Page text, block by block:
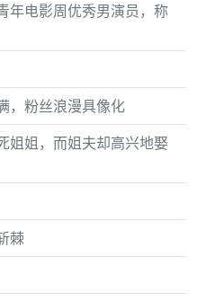
年电影周优秀男演员，称
，粉丝浪漫具像化
姐姐，而姐夫却高兴地娶
棘